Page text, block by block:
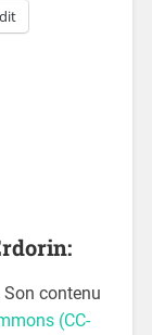
contenu
(CC-